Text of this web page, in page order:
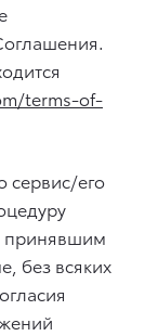
terms-of-
сервис/его
принявшим
без всяких